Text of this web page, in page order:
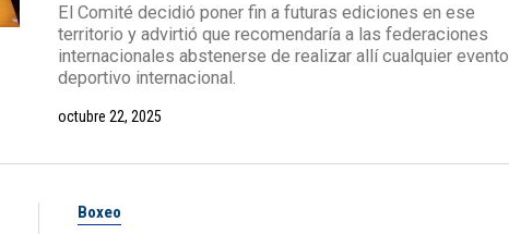
El Comité decidió poner fin a futuras ediciones en ese
territorio y advirtió que recomendaría a las federaciones
internacionales abstenerse de realizar allí cualquier evento
deportivo internacional.
octubre 22, 2025
Boxeo